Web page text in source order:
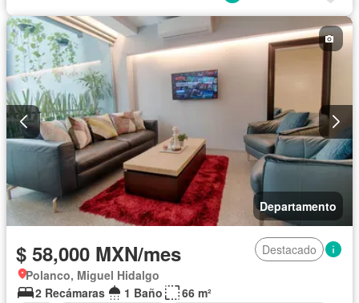
Departamento
$ 58,000 MXN/mes
Destacado
Polanco, Miguel Hidalgo
2 Recámaras
1 Baño
66 m²